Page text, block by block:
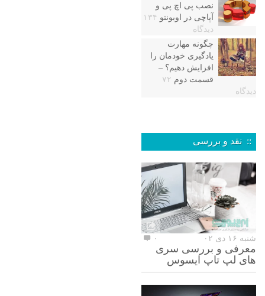
نصب پی اچ پی و
آپاچی در اوبونتو ۱۳۴
دیدگاه
چگونه مهارت
یادگیری خودمان را
افزایش دهیم؟ –
قسمت دوم ۷۲
دیدگاه
:: نقد و بررسی
شنبه ۱۶ دی ۰۲ ۰
معرفی و بررسی سری
های لپ تاپ ایسوس